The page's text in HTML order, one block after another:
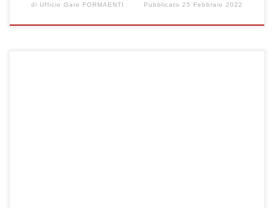
di Ufficio Gare FORMAENTI Pubblicato25 Febbraio 2022